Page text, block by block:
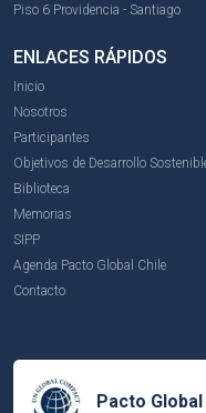
Piso 6 Providencia - Santiago
ENLACES RÁPIDOS
Inicio
Nosotros
Participantes
Objetivos de Desarrollo
Biblioteca
Memorias
SIPP
Agenda Pacto Global Chile
Contacto
Pacto Global